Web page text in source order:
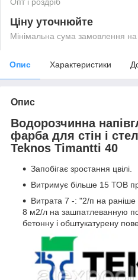
Ціну уточнюйте
Мінімальна сума замовлення
Опис Характеристики
Опис
Водорозчинна
фарба для стін і
Teknos Timantti 40
Запобігає зростання цвілі.
Витримує більше 15 ТОВ
Витрата 7 -: "2/п на
8 м2/л на зашпатлеванную
бетонну і обштукатурену